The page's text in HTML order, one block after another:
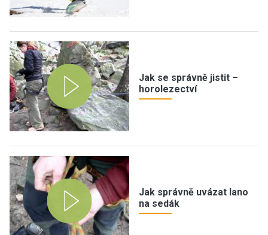
Jak se správně jistit –
horolezectví
Jak správně uvázat lano
na sedák